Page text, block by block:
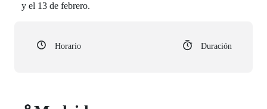
y el 13 de febrero.
Horario Duración